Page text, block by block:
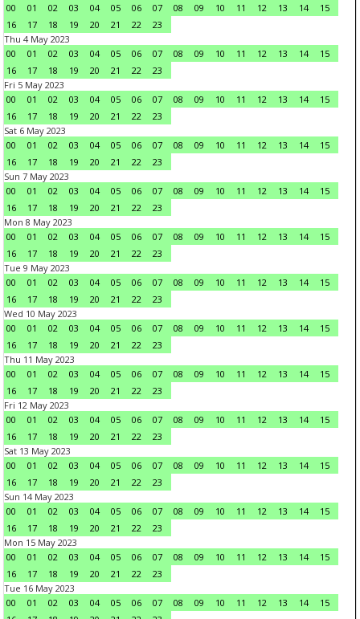
00
01 02 03 04 05 06 07 08 09 10 11 12 13 14
15
16
17 18 19 20 21 22
23
Thu 4 May 2023
00
01 02 03 04 05 06 07 08 09 10 11 12 13 14
15
16
17 18 19 20 21 22
23
Fri 5 May 2023
00
01 02 03 04 05 06 07 08 09 10 11 12 13 14
15
16
17 18 19 20 21 22
23
Sat 6 May 2023
00
01 02 03 04 05 06 07 08 09 10 11 12 13 14
15
16
17 18 19 20 21 22
23
Sun 7 May 2023
00
01 02 03 04 05 06 07 08 09 10 11 12 13 14
15
16
17 18 19 20 21 22
23
Mon 8 May 2023
00
01 02 03 04 05 06 07 08 09 10 11 12 13 14
15
16
17 18 19 20 21 22
23
Tue 9 May 2023
00
01 02 03 04 05 06 07 08 09 10 11 12 13 14
15
16
17 18 19 20 21 22
23
Wed 10 May 2023
00
01 02 03 04 05 06 07 08 09 10 11 12 13 14
15
16
17 18 19 20 21 22
23
Thu 11 May 2023
00
01 02 03 04 05 06 07 08 09 10 11 12 13 14
15
16
17 18 19 20 21 22
23
Fri 12 May 2023
00
01 02 03 04 05 06 07 08 09 10 11 12 13 14
15
16
17 18 19 20 21 22
23
Sat 13 May 2023
00
01 02 03 04 05 06 07 08 09 10 11 12 13 14
15
16
17 18 19 20 21 22
23
Sun 14 May 2023
00
01 02 03 04 05 06 07 08 09 10 11 12 13 14
15
16
17 18 19 20 21 22
23
Mon 15 May 2023
00
01 02 03 04 05 06 07 08 09 10 11 12 13 14
15
16
17 18 19 20 21 22
23
Tue 16 May 2023
00
01 02 03 04 05 06 07 08 09 10 11 12 13 14
15